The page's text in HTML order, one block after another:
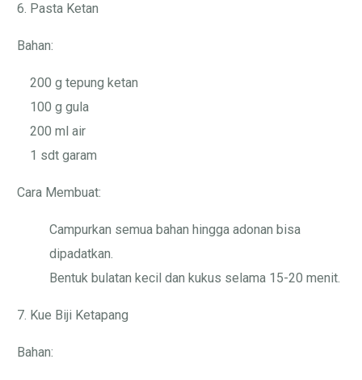
6. Pasta Ketan
Bahan:
200 g tepung ketan
100 g gula
200 ml air
1 sdt garam
Cara Membuat:
Campurkan semua bahan hingga adonan bisa
dipadatkan.
Bentuk bulatan kecil dan kukus selama 15-20 menit.
7. Kue Biji Ketapang
Bahan: